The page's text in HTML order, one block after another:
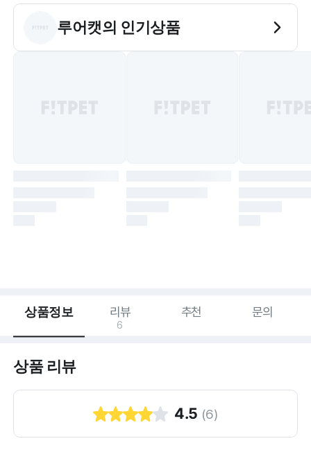
루어캣의 인기상품
상품정보 리뷰
6
추천 문의
상품 리뷰
4.5 (6)